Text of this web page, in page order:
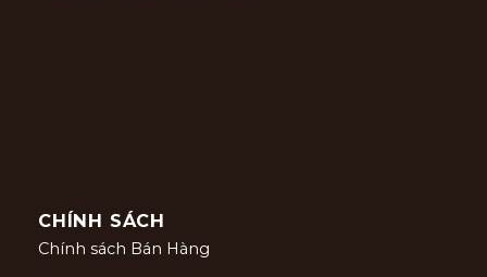
CHÍNH SÁCH
Chính sách Bán Hàng